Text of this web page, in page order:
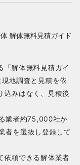
「解体無料見積ガイ
地調査と見積を依
込みはなく、見積後
業者約75,000社か
者を選抜し登録して
依頼できる解体業者